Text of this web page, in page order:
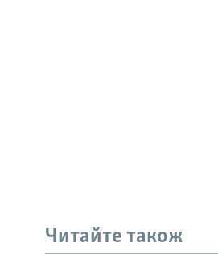
Читайте також